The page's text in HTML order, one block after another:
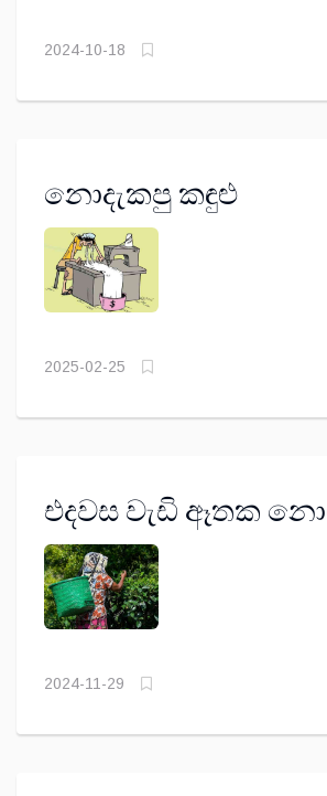
2024-10-18
නොදැකපු කඳුළු
2025-02-25
එදවස වැඩි ඈතක
2024-11-29